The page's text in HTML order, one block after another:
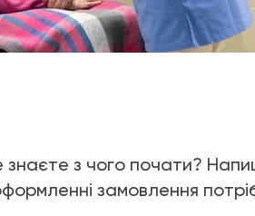
з чого почати?
замовлення